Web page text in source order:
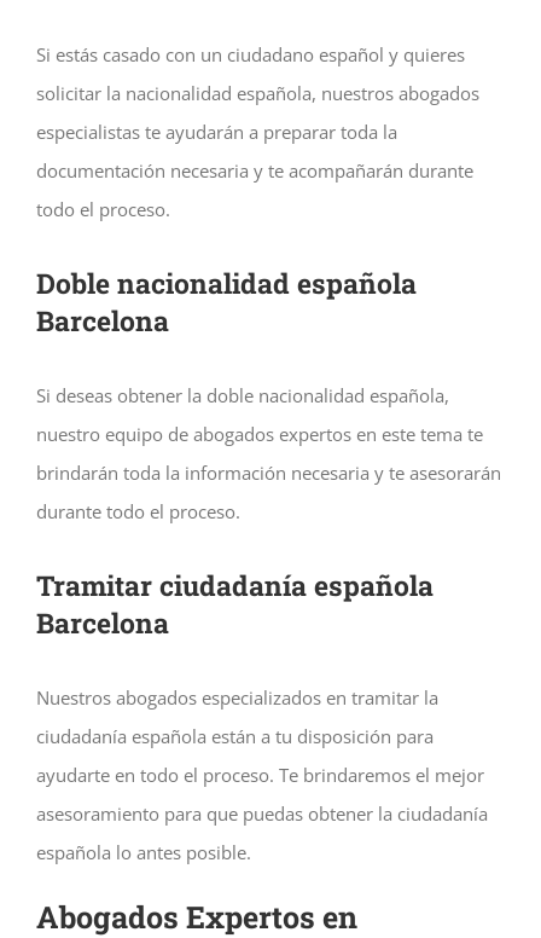
Si estás casado con un ciudadano español y quieres
solicitar la nacionalidad española, nuestros abogados
especialistas te ayudarán a preparar toda la
documentación necesaria y te acompañarán durante
todo el proceso.
Doble nacionalidad española
Barcelona
Si deseas obtener la doble nacionalidad española,
nuestro equipo de abogados expertos en este tema te
brindarán toda la información necesaria y te asesorarán
durante todo el proceso.
Tramitar ciudadanía española
Barcelona
Nuestros abogados especializados en tramitar la
ciudadanía española están a tu disposición para
ayudarte en todo el proceso. Te brindaremos el mejor
asesoramiento para que puedas obtener la ciudadanía
española lo antes posible.
Abogados Expertos en